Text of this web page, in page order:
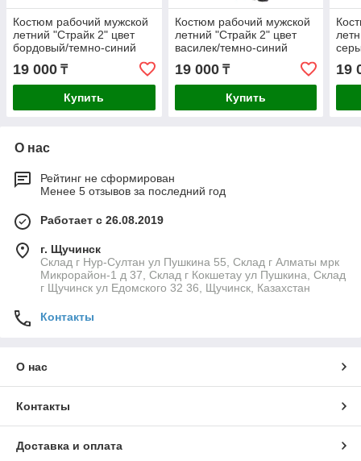
Костюм рабочий мужской
летний "Страйк 2" цвет
бордовый/темно-синий
19 000 ₸
Купить
Костюм рабочий мужской
летний "Страйк 2" цвет
василек/темно-синий
19 000₸
Купить
19
О нас
Рейтинг не сформирован
Менее 5 отзывов за последний год
Работает с 26.08.2019
г. Щучинск
Склад г Нур-Султан ул Пушкина 55, Склад г Алматы мрк
Микрорайон-1 д 37, Склад г Кокшетау ул Пушкина, Склад
г Щучинск ул Едомского 32 36, Щучинск, Казахстан
Контакты
О нас
Контакты
Доставка и оплата